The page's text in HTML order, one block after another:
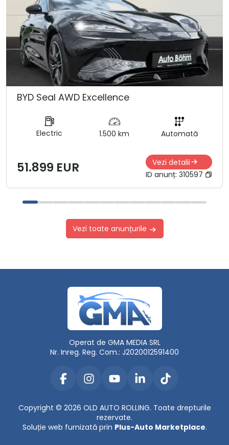
BYD Seal AWD Excellence
Electric 1.500 km Automată
51.899 EUR
Vezi detalii
ID anunț: 310597
Vezi toate anunțurile
Operat de GMA MEDIA SRL
Nr. Inreg. Reg. Com.: J2020012591400
Copyright © 2026 OLD AUTO ROLLING. Toate drepturile
rezervate.
Soluție web furnizată prin Plus-Auto Marketplace.